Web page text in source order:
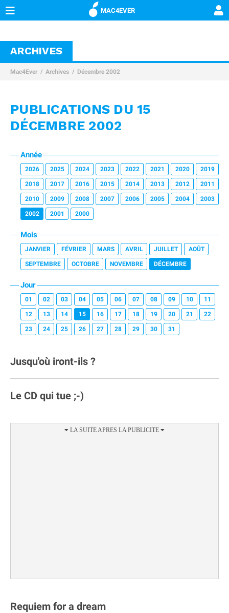
MAC4EVER
ARCHIVES
Mac4Ever Archives Décembre 2002
PUBLICATIONS DU 15
DÉCEMBRE 2002
Année
2026 2025 2024 2023 2022 2021 2020 2019
2018 2017 2016 2015 2014 2013 2012 2011
2010 2009 2008 2007 2006 2005 2004 2003
2002 2001 2000
Mois
JANVIER FÉVRIER MARS AVRIL JUILLET AOÛT
SEPTEMBRE OCTOBRE NOVEMBRE DÉCEMBRE
Jour
01 02 03 04 05 06 07 08 09 10 11
12 13 14 15 16 17 18 19 20 21 22
23 24 25 26 27 28 29 30 31
Jusqu'où iront-ils ?
Le CD qui tue ;-)
Requiem for a dream